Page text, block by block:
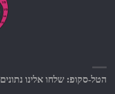
הטל-סקופ: שלחו אלינו נתונים